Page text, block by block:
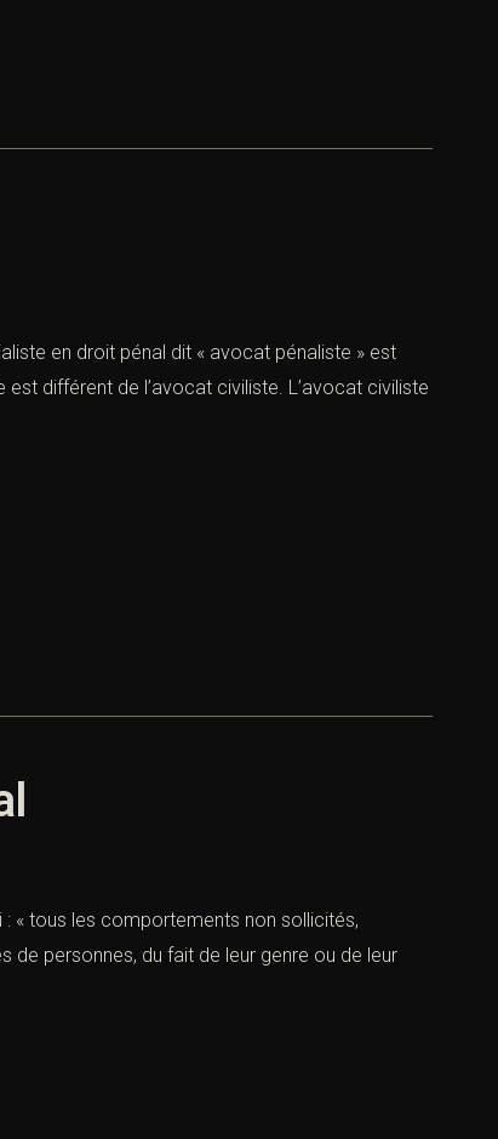
en droit pénal dit « avocat pénaliste » est
différent de l’avocat civiliste. L’avocat civiliste
« tous les comportements non sollicités,
de personnes, du fait de leur genre ou de leur